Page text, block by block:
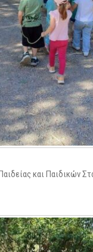
και Παιδικών